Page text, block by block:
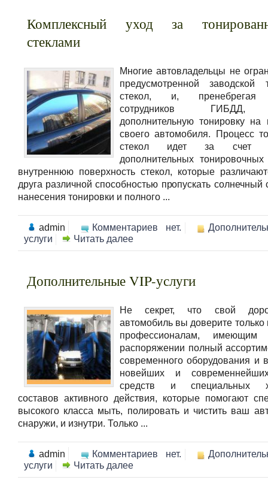
Комплексный уход за
стеклами
Многие автовладельцы не
предусмотренной заводской
стекол, и, пренебрегая
сотрудников ГИБДД,
дополнительную тонировку на
своего автомобиля. Процесс
стекол идет за счет
дополнительных
внутреннюю поверхность стекол, которые
друга различной способностью пропускать солнечный
нанесения тонировки и полного ...
admin Комментариев нет.
услуги
Читать далее
Дополнительные VIP-услуги
Не секрет, что свой
автомобиль вы доверите
профессионалам,
распоряжении полный
современного оборудования и
новейших и
средств и специальных
составов активного действия, которые помогают
высокого класса мыть, полировать и чистить ваш
снаружи, и изнутри. Только ...
admin Комментариев нет.
услуги
Читать далее